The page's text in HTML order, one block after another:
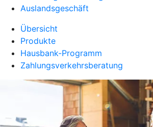
Auslandsgeschäft
Übersicht
Produkte
Hausbank-Programm
Zahlungsverkehrsberatung